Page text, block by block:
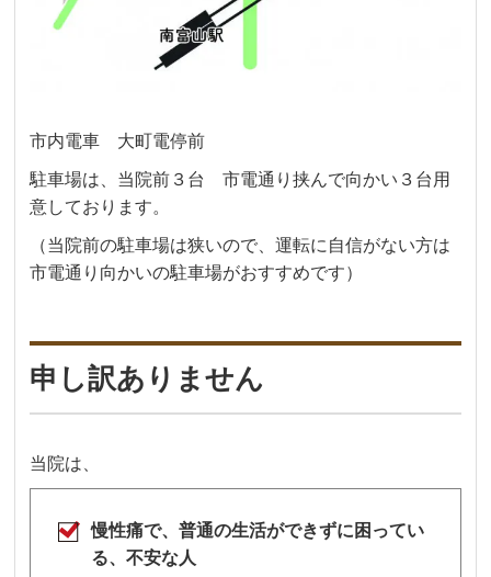
市内電車 大町電停前
駐車場は、当院前３台 市電通り挟んで向かい３台用
意しております。
（当院前の駐車場は狭いので、運転に自信がない方は
市電通り向かいの駐車場がおすすめです）
申し訳ありません
当院は、
慢性痛で、普通の生活ができずに困ってい
る、不安な人